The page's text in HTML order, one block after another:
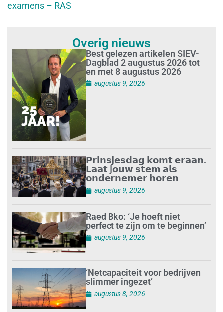
examens – RAS
Overig nieuws
Best gelezen artikelen SIEV-
Dagblad 2 augustus 2026 tot
en met 8 augustus 2026
augustus 9, 2026
𝗣𝗿𝗶𝗻𝘀𝗷𝗲𝘀𝗱𝗮𝗴 𝗸𝗼𝗺𝘁 𝗲𝗿𝗮𝗮𝗻.
𝗟𝗮𝗮𝘁 𝗷𝗼𝘂𝘄 𝘀𝘁𝗲𝗺 𝗮𝗹𝘀
𝗼𝗻𝗱𝗲𝗿𝗻𝗲𝗺𝗲𝗿 𝗵𝗼𝗿𝗲𝗻
augustus 9, 2026
Raed Bko: ‘Je hoeft niet
perfect te zijn om te beginnen’
augustus 9, 2026
‘Netcapaciteit voor bedrijven
slimmer ingezet’
augustus 8, 2026